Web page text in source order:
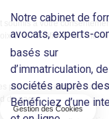
de ces cookies sont
exprimer votre
modifier vos préférences
cookies' situé dans le pied
Gestion des Cookies
Notre cabinet de
avocats, experts-
basés sur
d’immatriculation,
sociétés auprès
Bénéficiez d’une